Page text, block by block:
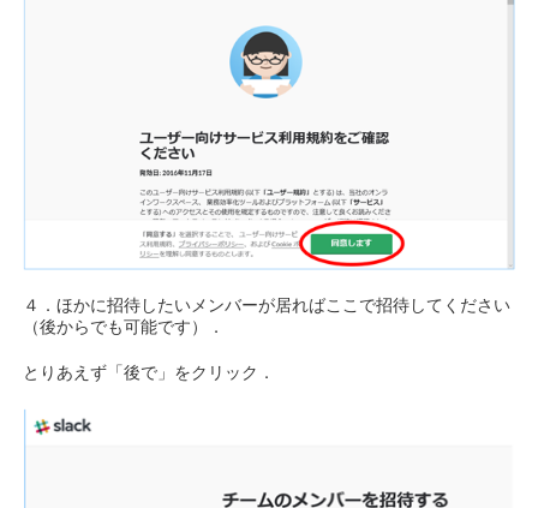
４．ほかに招待したいメンバーが居ればここで招待してください
（後からでも可能です）．
とりあえず「後で」をクリック．